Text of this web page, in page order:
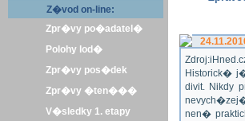
Z�vod on-line:
Zpr�vy po�adatel�
Polohy lod�
Zpr�vy pos�dek
Zpr�vy �ten���
V�sledky 1. etapy
Historick�
divit. Nikdy
nen�